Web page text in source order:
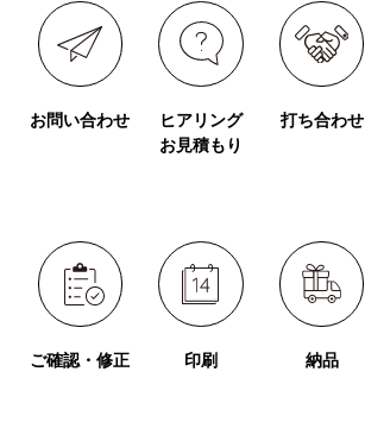
お問い合わせ
ヒアリング
お見積もり
打ち合わせ
ご確認・修正 印刷 納品